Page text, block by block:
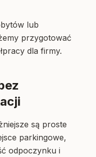
lub
przygotować
dla firmy.
są proste
parkingowe,
odpoczynku i